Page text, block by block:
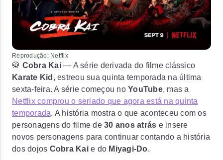
Reprodução: Netflix
🥋 Cobra Kai — A série derivada do filme clássico
Karate Kid , estreou sua quinta temporada na última
sexta-feira. A série começou no YouTube, mas a
Netflix comprou o seriado que agora está na quinta
temporada. A história mostra o que aconteceu com os
personagens do filme de 30 anos atrás e insere
novos personagens para continuar contando a história
dos dojos Cobra Kai e do Miyagi-Do.